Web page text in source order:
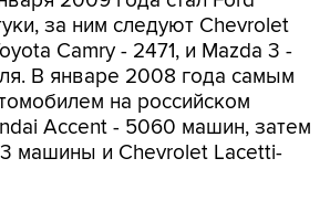
за ним следуют Chevrolet
Camry - 2471, и Mazda 3 -
В январе 2008 года самым
на российском
Accent - 5060 машин, затем
машины и Chevrolet Lacetti-